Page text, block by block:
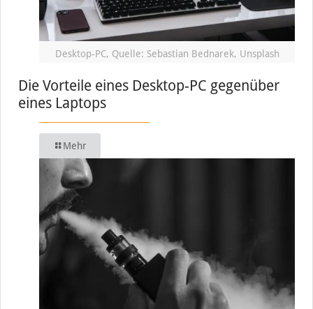
Desktop-PC, Quelle: Sebastian Bednarek, Unsplash
Die Vorteile eines Desktop-PC gegenüber
eines Laptops
Mehr